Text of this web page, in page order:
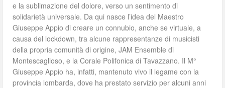
e la sublimazione del dolore, verso un sentimento di
solidarietà universale. Da qui nasce l’idea del Maestro
Giuseppe Appio di creare un connubio, anche se virtuale, a
causa del lockdown, tra alcune rappresentanze di musicisti
della propria comunità di origine, JAM Ensemble di
Montescaglioso, e la Corale Polifonica di Tavazzano. Il M°
Giuseppe Appio ha, infatti, mantenuto vivo il legame con la
provincia lombarda, dove ha prestato servizio per alcuni anni